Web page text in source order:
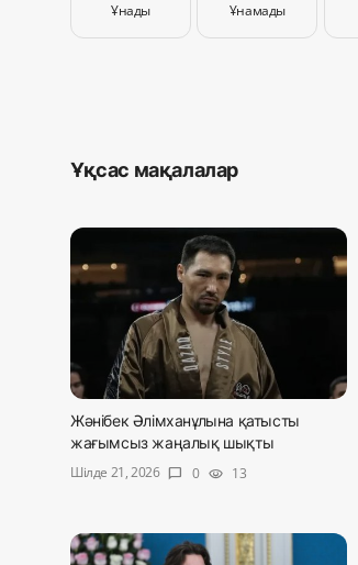
Ұнады Ұнамады
Ұқсас мақалалар
Жәнібек Әлімханұлына қатысты
жағымсыз жаңалық шықты
Шілде 21, 2026 chat_bubble 0 visibility 13